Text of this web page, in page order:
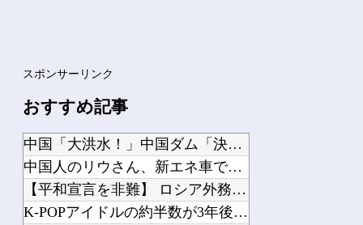
スポンサーリンク
おすすめ記事
中国「大洪水！」中国ダム「決壊」地元民「公式発表より死者多い！」中国政府「住民拘...
中国人のリウさん、新エネ車で国境越えたら遠隔操作で30時間ロックされる！
【平和宣言を非難】 ロシア外務省報道官「広島市長は『偽りの呪文』繰り返している」
K-POPアイドルの約半数が3年後には姿を消す…損益分岐点突破は4％未満